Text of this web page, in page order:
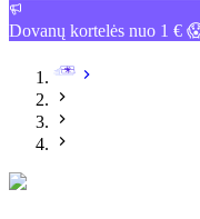
Dovanų kortelės nuo 1 €